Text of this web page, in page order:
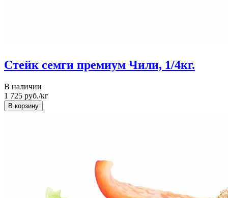
Стейк семги премиум Чили, 1/4кг.
В наличии
1 725 руб./кг